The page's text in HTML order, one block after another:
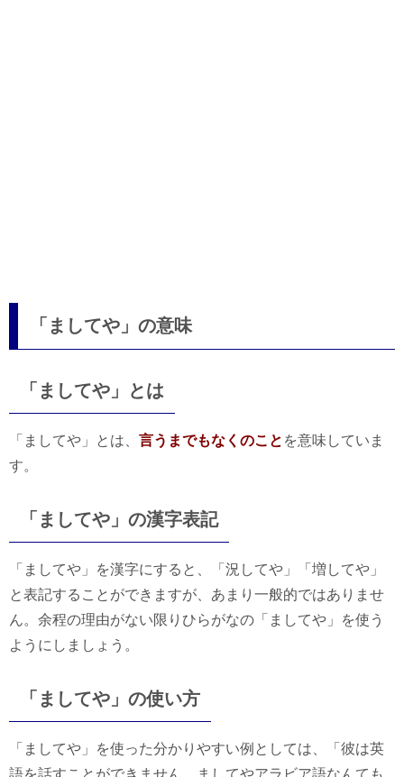
「ましてや」の意味
「ましてや」とは
「ましてや」とは、 言うまでもなくのこと を意味していま
す。
「ましてや」の漢字表記
「ましてや」を漢字にすると、「況してや」「増してや」
と表記することができますが、あまり一般的ではありませ
ん。余程の理由がない限りひらがなの「ましてや」を使う
ようにしましょう。
「ましてや」の使い方
「ましてや」を使った分かりやすい例としては、「彼は英